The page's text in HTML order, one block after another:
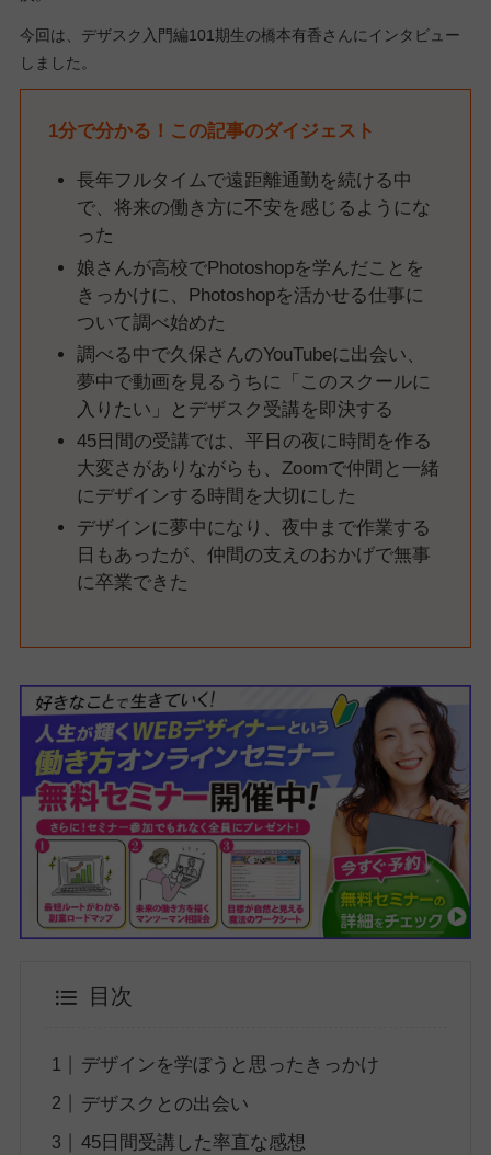
今回は、デザスク入門編101期生の橋本有香さんにインタビュー
しました。
1分で分かる！この記事のダイジェスト
長年フルタイムで遠距離通勤を続ける中
で、将来の働き方に不安を感じるようにな
った
娘さんが高校でPhotoshopを学んだことを
きっかけに、Photoshopを活かせる仕事に
ついて調べ始めた
調べる中で久保さんのYouTubeに出会い、
夢中で動画を見るうちに「このスクールに
入りたい」とデザスク受講を即決する
45日間の受講では、平日の夜に時間を作る
大変さがありながらも、Zoomで仲間と一緒
にデザインする時間を大切にした
デザインに夢中になり、夜中まで作業する
日もあったが、仲間の支えのおかげで無事
に卒業できた
目次
デザインを学ぼうと思ったきっかけ
デザスクとの出会い
45日間受講した率直な感想